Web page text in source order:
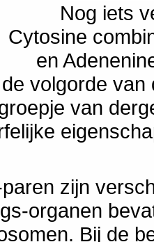
Nog iets
Cytosine
en
volgorde
van
zijn
organen
Bij de